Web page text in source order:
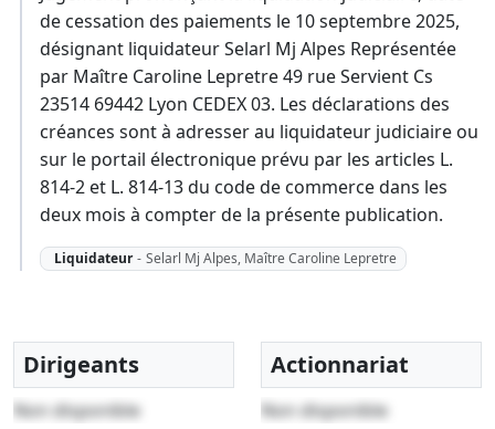
de cessation des paiements le 10 septembre 2025,
désignant liquidateur Selarl Mj Alpes Représentée
par Maître Caroline Lepretre 49 rue Servient Cs
23514 69442 Lyon CEDEX 03. Les déclarations des
créances sont à adresser au liquidateur judiciaire ou
sur le portail électronique prévu par les articles L.
814-2 et L. 814-13 du code de commerce dans les
deux mois à compter de la présente publication.
Liquidateur - Selarl Mj Alpes, Maître Caroline Lepretre
Dirigeants
Non disponible
Actionnariat
Non disponible